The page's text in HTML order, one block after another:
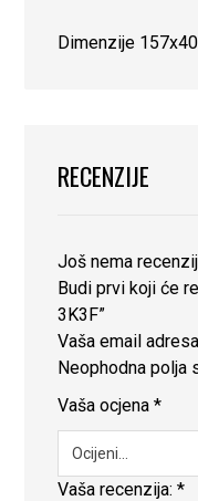
Dimenzije
RECENZIJE
Još nema
Budi prvi koji će
3K3F”
Vaša email
Neophodna polja
Vaša ocjena*
Vaša recenzija:*